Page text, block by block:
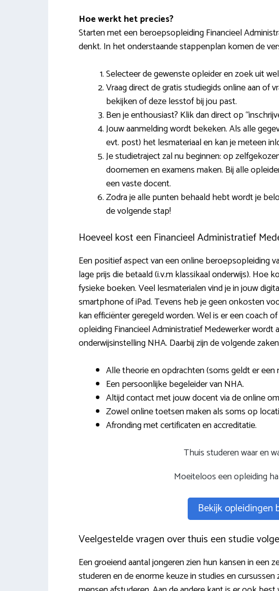
Hoe werkt het precies?
Starten met een beroepsopleiding Financieel
denkt. In het onderstaande stappenplan komen de
Selecteer de gewenste opleider en zoek uit
Vraag direct de gratis studiegids online aan of
bekijken of deze lesstof bij jou past.
Ben je enthousiast? Klik dan direct op
Jouw aanmelding wordt bekeken. Als alle
evt. post) het lesmateriaal en kan je meteen
Je studietraject zal nu beginnen: op
doornemen en examens maken. Bij alle
een vaste docent.
Zodra je alle punten behaald hebt wordt je
de volgende stap!
Hoeveel kost een Financieel Administratief
Een positief aspect van een online beroepsopleiding
lage prijs die betaald (i.v.m klassikaal onderwijs). Hoe
fysieke boeken. Veel lesmaterialen vind je in jouw
smartphone of iPad. Tevens heb je geen onkosten
kan efficiënter geregeld worden. Wel is er een coach
opleiding Financieel Administratief Medewerker
onderwijsinstelling NHA. Daarbij zijn de volgende
Alle theorie en opdrachten (soms geldt er een
Een persoonlijke begeleider van NHA.
Altijd contact met jouw docent via de online
Zowel online toetsen maken als soms op
Afronding met certificaten en accreditatie.
Thuis studeren waar en
Moeiteloos een opleiding
Bekijk opleidingen
Veelgestelde vragen over thuis een studie
Een groeiend aantal jongeren zien hun kansen in een
studeren en de enorme keuze in studies en